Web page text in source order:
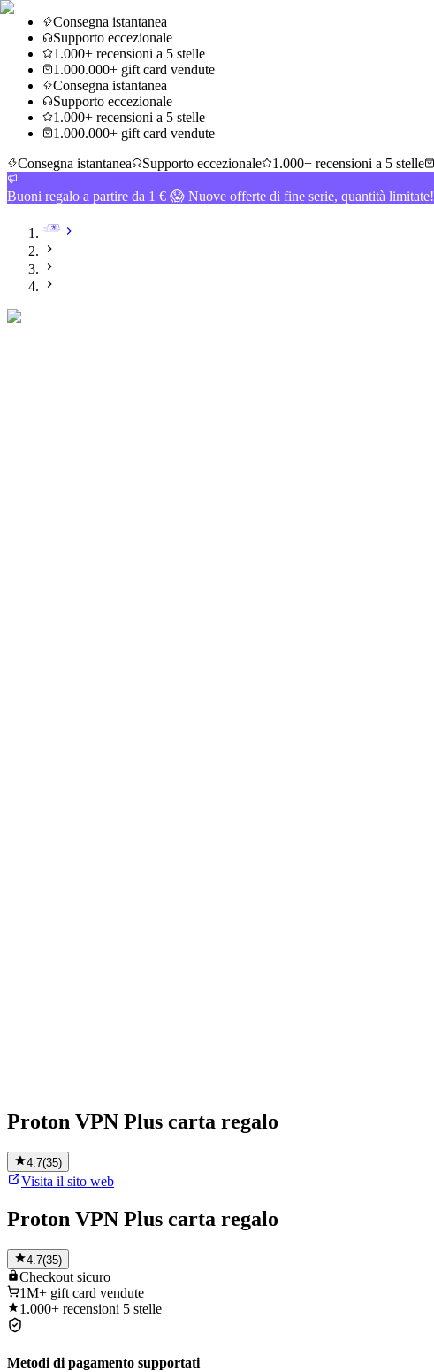
Consegna istantanea
Supporto eccezionale
1.000+ recensioni a 5 stelle
1.000.000+ gift card vendute
Consegna istantanea
Supporto eccezionale
1.000+ recensioni a 5 stelle
1.000.000+ gift card vendute
Consegna istantanea
Supporto eccezionale 1.000+ recensioni a 5 stelle
Buoni regalo a partire da 1 € 😱 Nuove offerte di fine serie, quantità limitate!
Proton VPN Plus carta regalo
4.7(35)
Visita il sito web
Proton VPN Plus carta regalo
4.7(35)
Checkout sicuro
1M+ gift card vendute
1.000+ recensioni 5 stelle
Metodi di pagamento supportati